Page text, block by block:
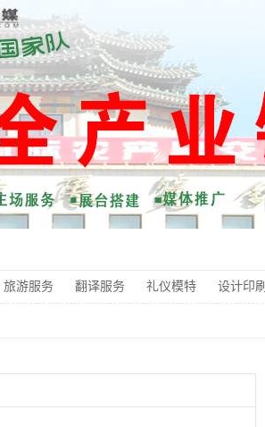
旅游服务 翻译服务 礼仪模特 设计印刷